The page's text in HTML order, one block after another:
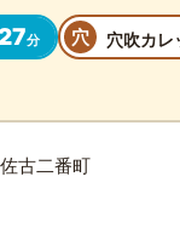
分 穴 穴吹カレ
古二番町